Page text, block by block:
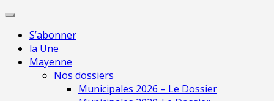
Skip
contentS’abonner
la Une
Mayenne
Nos dossiers
Municipales 2026 – Le Dossier